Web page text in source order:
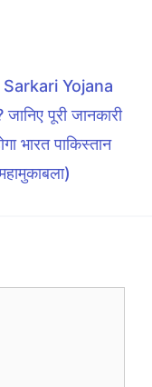
Sarkari Yojana
पूरी जानकारी
भारत पाकिस्तान